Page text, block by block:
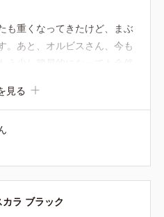
も重くなってきたけど、まぶ
。あと、オルビスさん、今も
う少し簡易的になっても全然
見る
ラ ブラック